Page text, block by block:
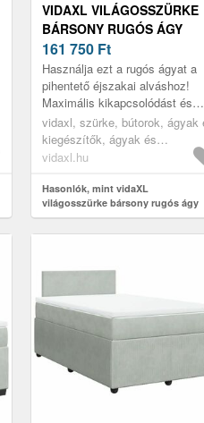
VIDAXL VILÁGOSSZÜRKE
BÁRSONY RUGÓS ÁGY
MATRACCAL 120 X 190 CM
161 750 Ft
Használja ezt a rugós ágyat a
pihentető éjszakai alváshoz!
Maximális kikapcsolódást és
kellemes alvást kínál.
vidaxl, szürke, bútorok, ágyak
kiegészítők, ágyak és
ágykeretek
vidaxl.hu
Hasonlók, mint vidaXL
világosszürke bársony rugós ágy
matraccal 120 x 190 cm